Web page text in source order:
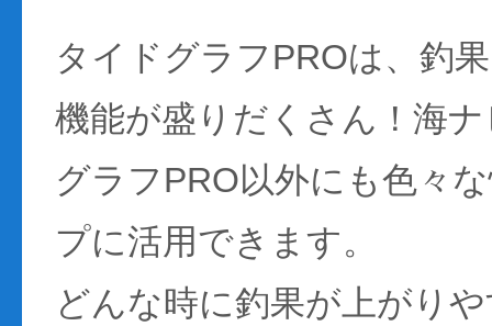
タイドグラフPROは、釣
機能が盛りだくさん！海
グラフPRO以外にも色々
プに活用できます。
どんな時に釣果が上がり